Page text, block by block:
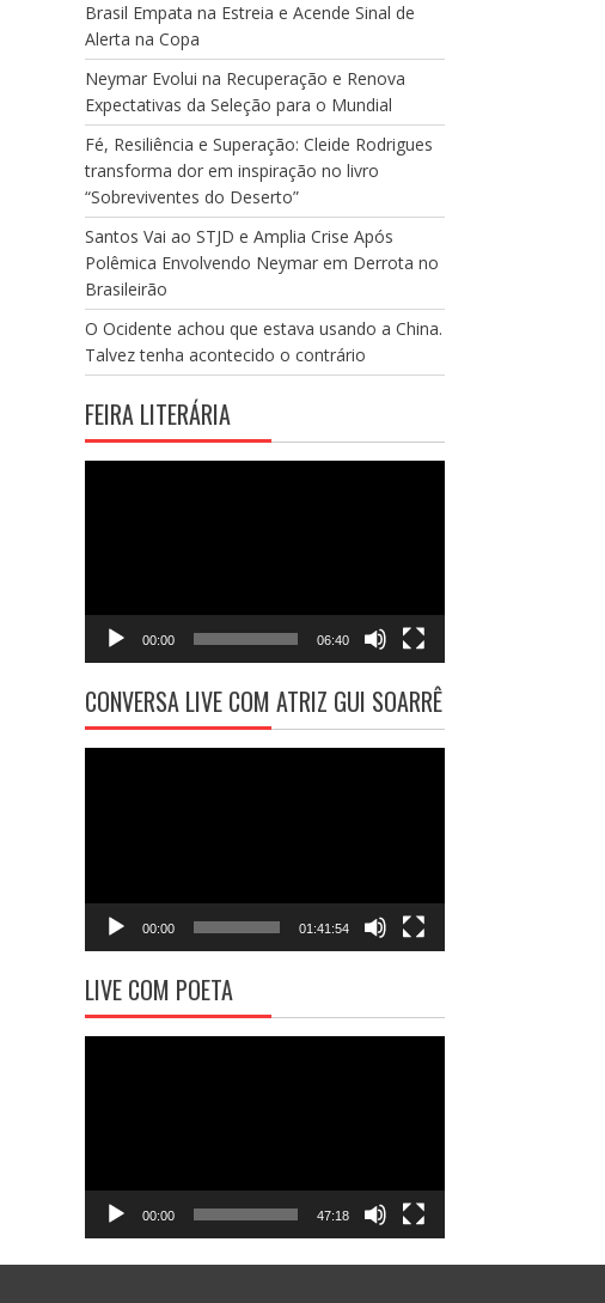
Brasil Empata na Estreia e Acende Sinal de
Alerta na Copa
Neymar Evolui na Recuperação e Renova
Expectativas da Seleção para o Mundial
Fé, Resiliência e Superação: Cleide Rodrigues
transforma dor em inspiração no livro
“Sobreviventes do Deserto”
Santos Vai ao STJD e Amplia Crise Após
Polêmica Envolvendo Neymar em Derrota no
Brasileirão
O Ocidente achou que estava usando a China.
Talvez tenha acontecido o contrário
FEIRA LITERÁRIA
00:00 06:40
CONVERSA LIVE COM ATRIZ GUI SOARRÊ
00:00 01:41:54
LIVE COM POETA
00:00 47:18